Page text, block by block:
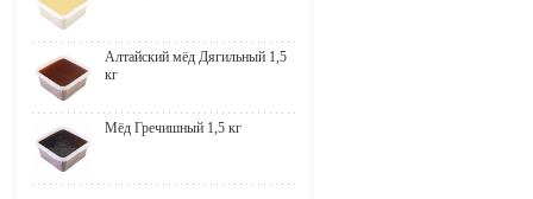
Алтайский мёд Дягильный 1,5
кг
Мёд Гречишный 1,5 кг